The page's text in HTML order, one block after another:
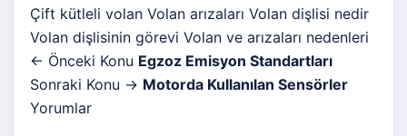
Çift kütleli volan Volan arızaları Volan dişlisi nedir
Volan dişlisinin görevi Volan ve arızaları nedenleri
← Önceki Konu Egzoz Emisyon Standartları
Sonraki Konu → Motorda Kullanılan Sensörler
Yorumlar